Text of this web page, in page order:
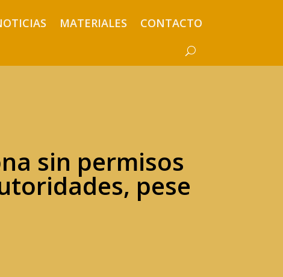
MATERIALES CONTACTO
sin permisos
pese